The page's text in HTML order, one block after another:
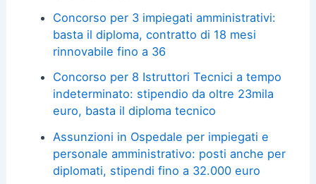
Concorso per 3 impiegati amministrativi:
basta il diploma, contratto di 18 mesi
rinnovabile fino a 36
Concorso per 8 Istruttori Tecnici a tempo
indeterminato: stipendio da oltre 23mila
euro, basta il diploma tecnico
Assunzioni in Ospedale per impiegati e
personale amministrativo: posti anche per
diplomati, stipendi fino a 32.000 euro